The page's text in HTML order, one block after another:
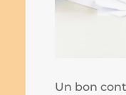
Un bon